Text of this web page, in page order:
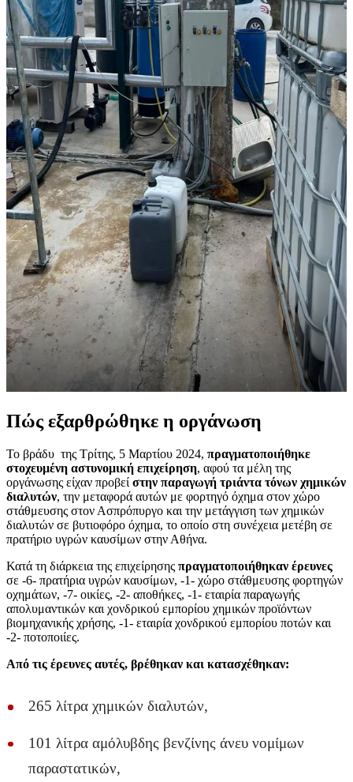
Πώς εξαρθρώθηκε η οργάνωση
Το βράδυ της Τρίτης, 5 Μαρτίου 2024, πραγματοποιήθηκε
στοχευμένη αστυνομική επιχείρηση, αφού τα μέλη της
οργάνωσης είχαν προβείστην παραγωγή τριάντα τόνων χημικών
διαλυτών, την μεταφορά αυτών με φορτηγό όχημα στον χώρο
στάθμευσης στον Ασπρόπυργο και την μετάγγιση των χημικών
διαλυτών σε βυτιοφόρο όχημα, το οποίο στη συνέχεια μετέβη σε
πρατήριο υγρών καυσίμων στην Αθήνα.
Κατά τη διάρκεια της επιχείρησης πραγματοποιήθηκαν έρευνες
σε -6- πρατήρια υγρών καυσίμων, -1- χώρο στάθμευσης φορτηγών
οχημάτων, -7- οικίες, -2- αποθήκες, -1- εταιρία παραγωγής
απολυμαντικών και χονδρικού εμπορίου χημικών προϊόντων
βιομηχανικής χρήσης, -1- εταιρία χονδρικού εμπορίου ποτών και
-2- ποτοποιίες.
Από τις έρευνες αυτές, βρέθηκαν και κατασχέθηκαν:
265 λίτρα χημικών διαλυτών,
101 λίτρα αμόλυβδης βενζίνης άνευ νομίμων
παραστατικών,